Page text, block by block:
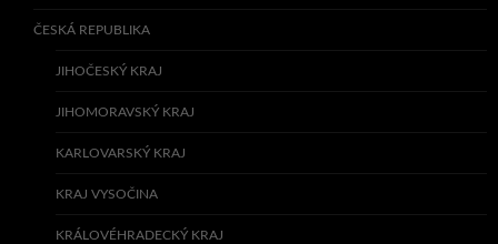
ČESKÁ REPUBLIKA
JIHOČESKÝ KRAJ
JIHOMORAVSKÝ KRAJ
KARLOVARSKÝ KRAJ
KRAJ VYSOČINA
KRÁLOVÉHRADECKÝ KRAJ